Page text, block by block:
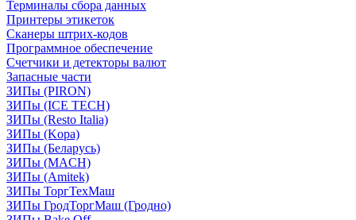
Терминалы сбора данных
Принтеры этикеток
Сканеры штрих-кодов
Программное обеспечение
Счетчики и детекторы валют
Запасные части
ЗИПы (PIRON)
ЗИПы (ICE TECH)
ЗИПы (Resto Italia)
ЗИПы (Kopa)
ЗИПы (Беларусь)
ЗИПы (MACH)
ЗИПы (Amitek)
ЗИПы ТоргТехМаш
ЗИПы ГродТоргМаш (Гродно)